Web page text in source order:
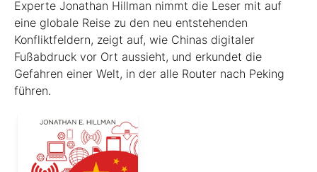
Experte Jonathan Hillman nimmt die Leser mit auf
eine globale Reise zu den neu entstehenden
Konfliktfeldern, zeigt auf, wie Chinas digitaler
Fußabdruck vor Ort aussieht, und erkundet die
Gefahren einer Welt, in der alle Router nach Peking
führen.